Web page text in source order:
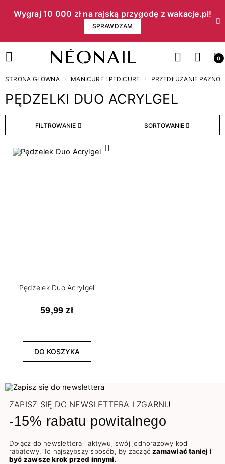
Wygraj 10 000 zł na rajską przygodę z wakacje.pl!​
SPRAWDZAM
0
WYCZYŚĆ
STRONA GŁÓWNA MANICURE I PEDICURE PRZEDŁUŻANIE
PĘDZELKI DUO ACRYLGEL
FILTROWANIE SORTOWANIE
Pędzelek Duo Acrylgel
59,99 zł
DO KOSZYKA
ZAPISZ SIĘ DO NEWSLETTERA I ZGARNIJ
-15% rabatu powitalnego
Dołącz do newslettera i aktywuj swój jednorazowy kod
rabatowy. To najszybszy sposób, by zacząćzamawiać taniej i
być zawsze krok przed innymi.